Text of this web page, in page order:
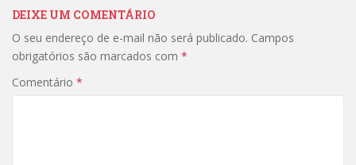
DEIXE UM COMENTÁRIO
O seu endereço de e-mail não será publicado. Campos
obrigatórios são marcados com *
Comentário *